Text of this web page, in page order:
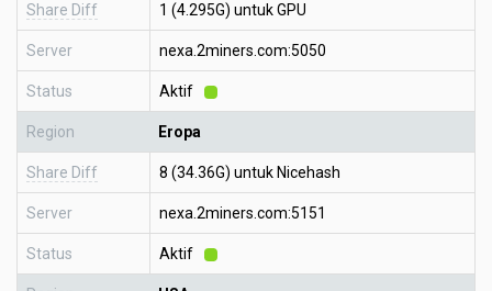
Share Diff 1 (4.295G) untuk GPU
Server nexa.2miners.com:5050
Status Aktif
Region Eropa
Share Diff 8 (34.36G) untuk Nicehash
Server nexa.2miners.com:5151
Status Aktif